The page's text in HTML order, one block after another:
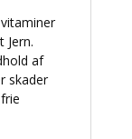
Jern.
af
skader